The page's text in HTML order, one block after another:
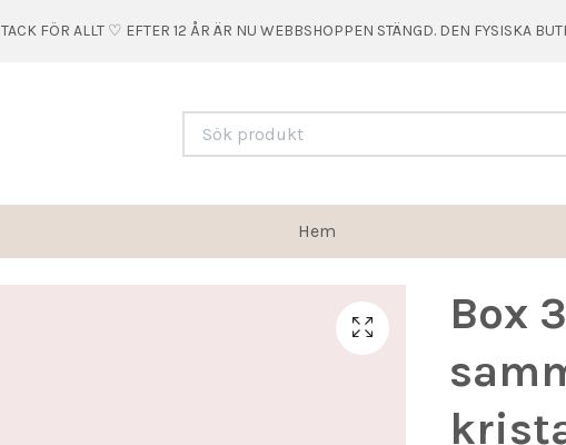
TACK FÖR ALLT ♡ EFTER 12 ÅR ÄR NU WEBBSHOPPEN STÄNGD. DEN FYSISKA
Hem
Box